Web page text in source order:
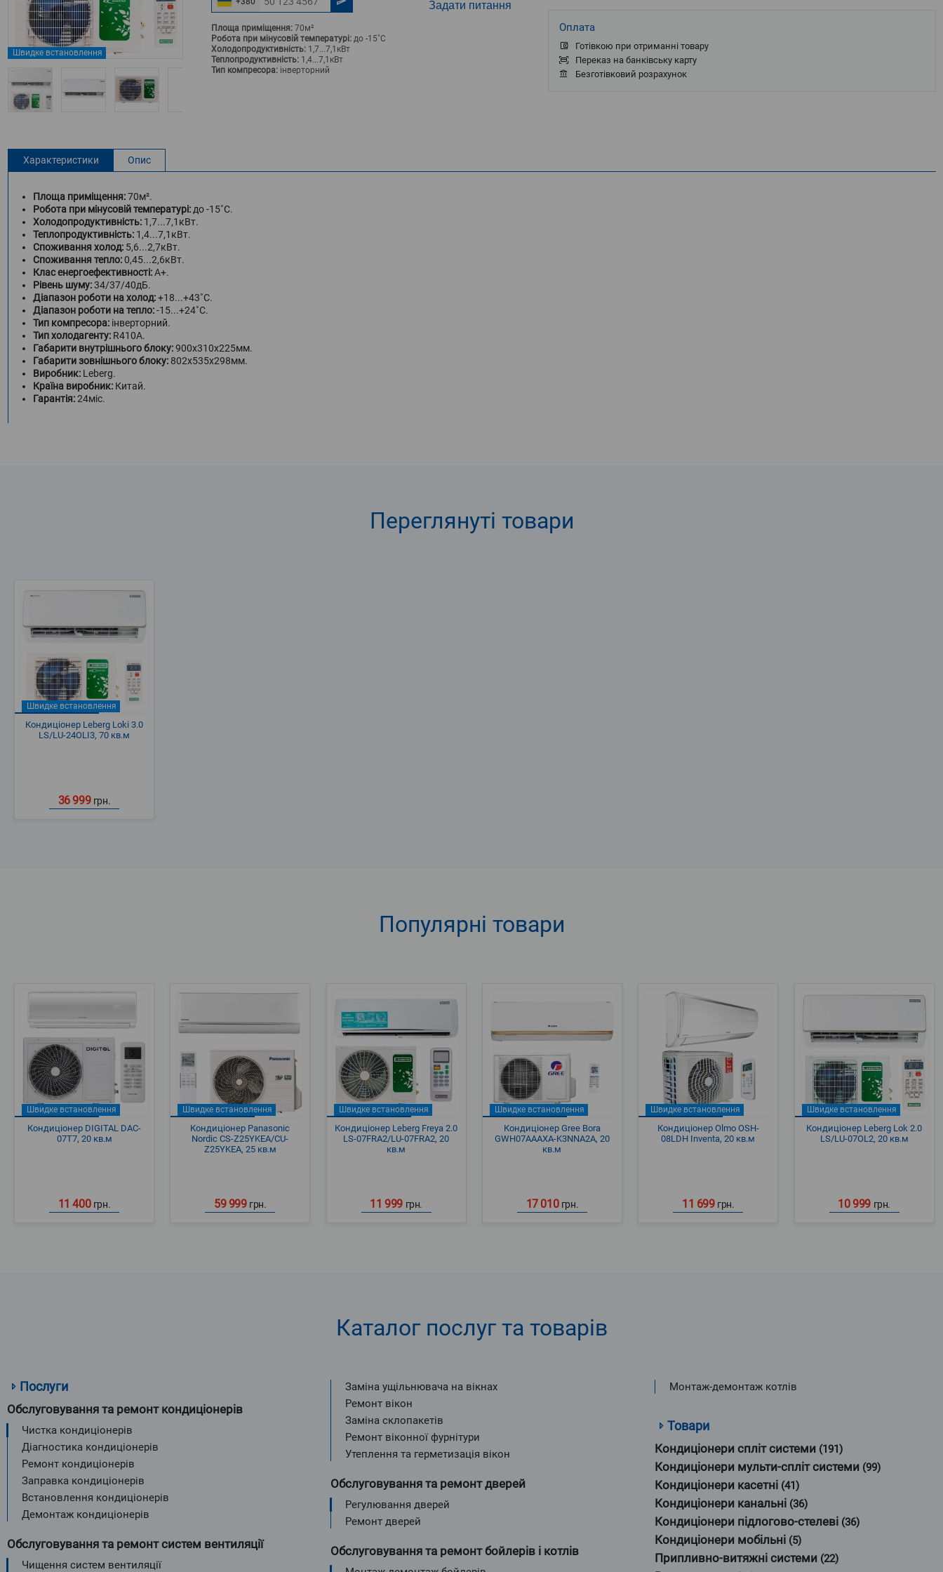
Швидке встановлення
Задати питання
Площа приміщення: 70м²
Робота при мінусовій температурі: до -15˚С
Холодопродуктивність: 1,7...7,1кВт
Теплопродуктивність: 1,4...7,1кВт
Тип компресора: інверторний
Оплата
Готівкою при отриманні товару
Переказ на банківську карту
Безготівковий розрахунок
Характеристики Опис
Площа приміщення:70м².
Робота при мінусовій температурі: до -15˚С.
Холодопродуктивність: 1,7...7,1кВт.
Теплопродуктивність: 1,4...7,1кВт.
Споживання холод: 5,6...2,7кВт.
Споживання тепло:0,45...2,6кВт.
Клас енергоефективності:A+.
Рівень шуму:34/37/40дБ.
Діапазон роботи на холод:+18...+43˚С.
Діапазон роботи на тепло:-15...+24˚С.
Тип компресора: інверторний.
Тип холодагенту: R410A.
Габарити внутрішнього блоку:900х310х225мм.
Габарити зовнішнього блоку: 802х535х298мм.
Виробник: Leberg.
Країна виробник: Китай.
Гарантія:24міс.
Переглянуті товари
Швидке встановлення
Кондиціонер Leberg Loki 3.0
LS/LU-24OLI3, 70 кв.м
36 999 грн.
Популярні товари
Швидке встановлення
Кондиціонер DIGITAL DAC-
07T7, 20 кв.м
11 400 грн.
Швидке встановлення
Кондиціонер Panasonic
Nordic CS-Z25YKEA/CU-
Z25YKEA, 25 кв.м
59 999 грн.
Швидке встановлення
Кондиціонер Leberg Freya 2.0
LS-07FRA2/LU-07FRA2, 20
кв.м
11 999 грн.
Швидке встановлення
Кондиціонер Gree Bora
GWH07AAAXA-K3NNA2A, 20
кв.м
17 010 грн.
Швидке встановлення
Кондиціонер Olmo OSH-
08LDH Inventa, 20 кв.м
11 699 грн.
Швидке встановлення
Кондиціонер Leberg Lok 2.0
LS/LU-07OL2, 20 кв.м
10 999 грн.
Каталог послуг та товарів
Послуги
Обслуговування та ремонт кондиціонерів
Чистка кондиціонерів
Діагностика кондиціонерів
Ремонт кондиціонерів
Заправка кондиціонерів
Встановлення кондиціонерів
Демонтаж кондиціонерів
Обслуговування та ремонт систем вентиляції
Чищення систем вентиляції
Заміна ущільнювача на вікнах
Ремонт вікон
Заміна склопакетів
Ремонт віконної фурнітури
Утеплення та герметизація вікон
Обслуговування та ремонт дверей
Регулювання дверей
Ремонт дверей
Обслуговування та ремонт бойлерів і котлів
Монтаж-демонтаж котлів
Товари
Кондиціонери спліт системи(191)
Кондиціонери мульти-спліт системи(99)
Кондиціонери касетні(41)
Кондиціонери канальні(36)
Кондиціонери підлогово-стелеві(36)
Кондиціонери мобільні(5)
Припливно-витяжні системи(22)